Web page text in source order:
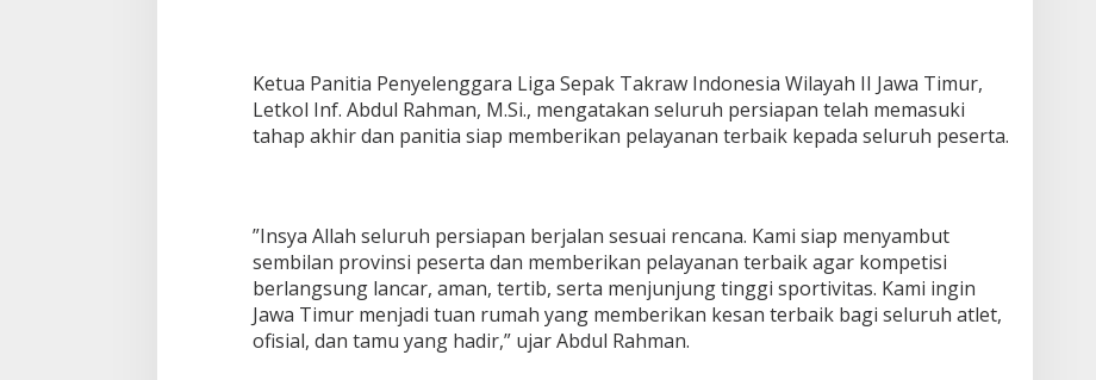
‎Ketua Panitia Penyelenggara Liga Sepak Takraw Indonesia Wilayah II Jawa Timur,
Letkol Inf. Abdul Rahman, M.Si., mengatakan seluruh persiapan telah memasuki
tahap akhir dan panitia siap memberikan pelayanan terbaik kepada seluruh peserta.
‎”Insya Allah seluruh persiapan berjalan sesuai rencana. Kami siap menyambut
sembilan provinsi peserta dan memberikan pelayanan terbaik agar kompetisi
berlangsung lancar, aman, tertib, serta menjunjung tinggi sportivitas. Kami ingin
Jawa Timur menjadi tuan rumah yang memberikan kesan terbaik bagi seluruh atlet,
ofisial, dan tamu yang hadir,” ujar Abdul Rahman.